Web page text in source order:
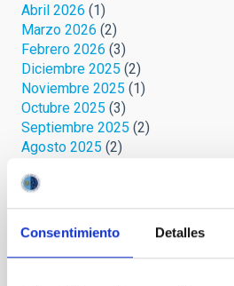
Consentimiento Detalles
Abril 2026 (1)
Marzo 2026 (2)
Febrero 2026 (3)
Diciembre 2025 (2)
Noviembre 2025 (1)
Octubre 2025 (3)
Septiembre 2025 (2)
Agosto 2025 (2)
Junio 2025
Abril 2025(1)
Marzo 2025
(2)
Octubre 2024(1)